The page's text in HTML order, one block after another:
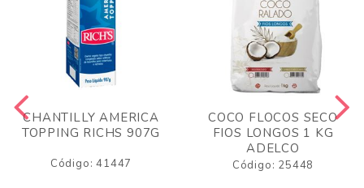
CHANTILLY AMERICA
TOPPING RICHS 907G
Código: 41447
COCO FLOCOS SECO
FIOS LONGOS 1 KG
ADELCO
Código: 25448